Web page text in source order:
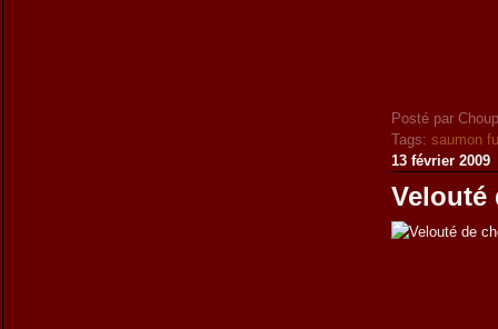
Posté par
Tags:saumon
13 février 2009
Velouté